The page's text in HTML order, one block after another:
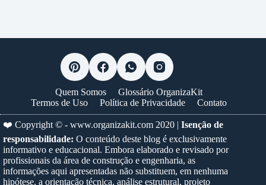
Quem Somos
Glossário OrganizaKit
Termos de Uso
Política de Privacidade Contato
❤️ Copyright © - www.organizakit.com 2020 | Isenção de
responsabilidade: O conteúdo deste blog é exclusivamente
informativo e educacional. Embora elaborado e revisado por
profissionais da área de construção e engenharia, as
informações aqui apresentadas não substituem, em nenhuma
hipótese, a orientação técnica, análise estrutural, projeto